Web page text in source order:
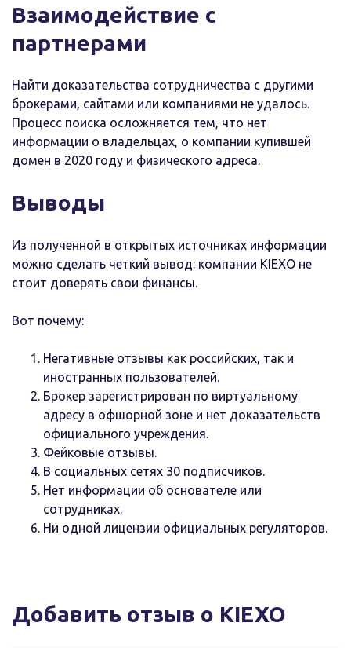
Взаимодействие с
партнерами
Найти доказательства сотрудничества с другими
брокерами, сайтами или компаниями не удалось.
Процесс поиска осложняется тем, что нет
информации о владельцах, о компании купившей
домен в 2020 году и физического адреса.
Выводы
Из полученной в открытых источниках информации
можно сделать четкий вывод: компании KIEXO не
стоит доверять свои финансы.
Вот почему:
Негативные отзывы как российских, так и
иностранных пользователей.
Брокер зарегистрирован по виртуальному
адресу в офшорной зоне и нет доказательств
официального учреждения.
Фейковые отзывы.
В социальных сетях 30 подписчиков.
Нет информации об основателе или
сотрудниках.
Ни одной лицензии официальных регуляторов.
Добавить отзыв о KIEXO